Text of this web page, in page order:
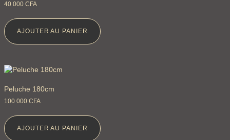
40 000 CFA
AJOUTER AU PANIER
Peluche 180cm
100 000 CFA
AJOUTER AU PANIER